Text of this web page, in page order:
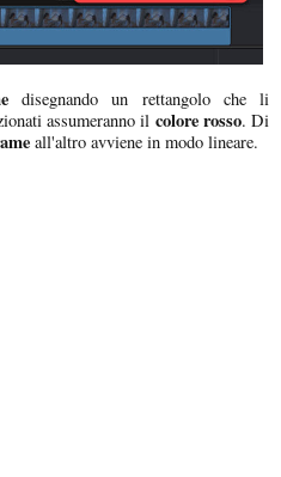
disegnando un rettangolo che li
assumeranno il colore rosso. Di
all'altro avviene in modo lineare.